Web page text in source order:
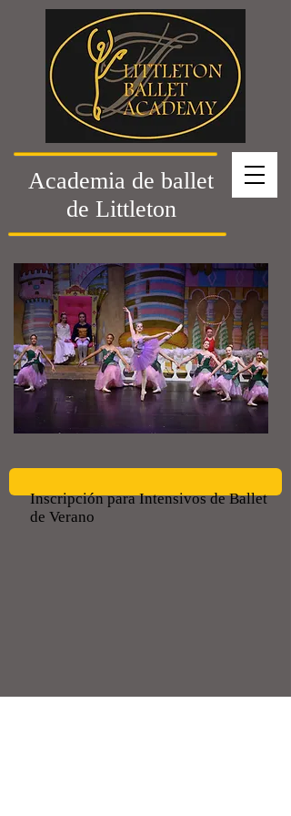
Academia de ballet
de Littleton
Inscripción para Intensivos de Ballet
de Verano